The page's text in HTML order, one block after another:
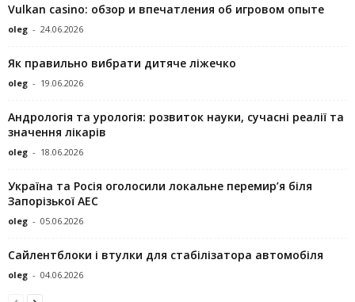
Vulkan casino: обзор и впечатления об игровом опыте
oleg - 24.06.2026
Як правильно вибрати дитяче ліжечко
oleg - 19.06.2026
Андрологія та урологія: розвиток науки, сучасні реалії та
значення лікарів
oleg - 18.06.2026
Україна та Росія оголосили локальне перемир’я біля
Запорізької АЕС
oleg - 05.06.2026
Сайлентблоки і втулки для стабілізатора автомобіля
oleg - 04.06.2026